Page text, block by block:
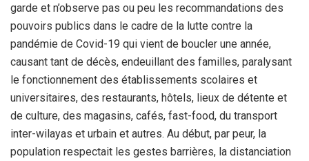
garde et n’observe pas ou peu les recommandations des
pouvoirs publics dans le cadre de la lutte contre la
pandémie de Covid-19 qui vient de boucler une année,
causant tant de décès, endeuillant des familles, paralysant
le fonctionnement des établissements scolaires et
universitaires, des restaurants, hôtels, lieux de détente et
de culture, des magasins, cafés, fast-food, du transport
inter-wilayas et urbain et autres. Au début, par peur, la
population respectait les gestes barrières, la distanciation